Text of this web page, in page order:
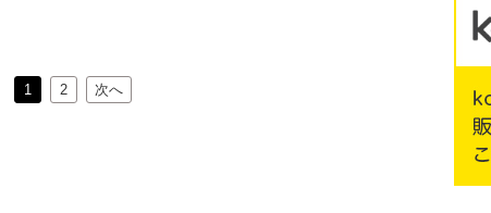
1 2 次へ